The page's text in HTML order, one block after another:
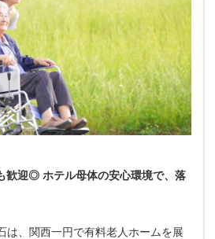
歓迎◎ ホテル母体の安心環境で、落
は、関西一円で有料老人ホームを展